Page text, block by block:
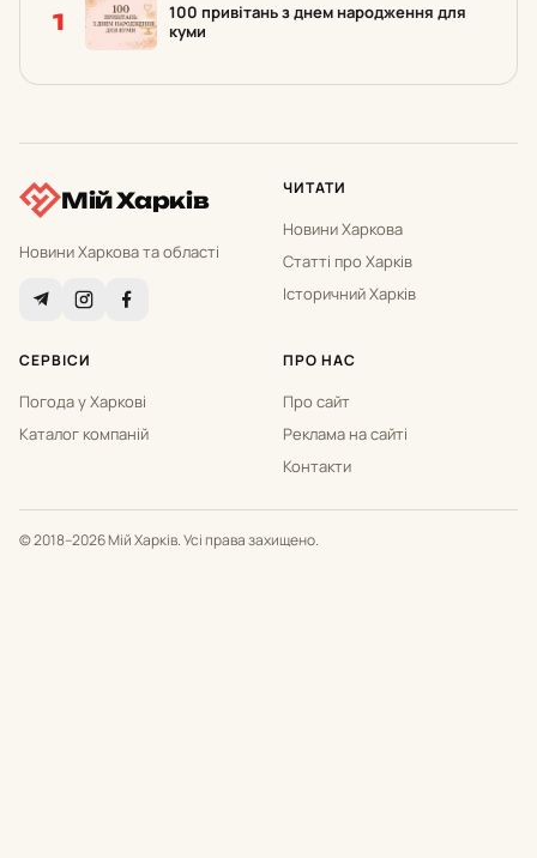
1
100 привітань з днем народження для
куми
Мій Харків
Новини Харкова та області
ЧИТАТИ
Новини Харкова
Статті про Харків
Історичний Харків
СЕРВІСИ
Погода у Харкові
Каталог компаній
ПРО НАС
Про сайт
Реклама на сайті
Контакти
© 2018–2026 Мій Харків. Усі права захищено.